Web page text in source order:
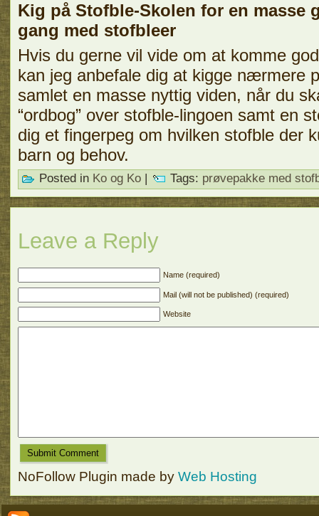
Kig på Stofble-Skolen for en masse
gang med stofbleer
Hvis du gerne vil vide om at komme
kan jeg anbefale dig at kigge nærmere
samlet en masse nyttig viden, når du
“ordbog” over stofble-lingoen samt en
dig et fingerpeg om hvilken stofble der
barn og behov.
Posted in Ko og Ko Tags: prøvepakke med
Leave a Reply
Name (required)
Mail (will not be published) (required)
Website
NoFollow Plugin made by Web Hosting